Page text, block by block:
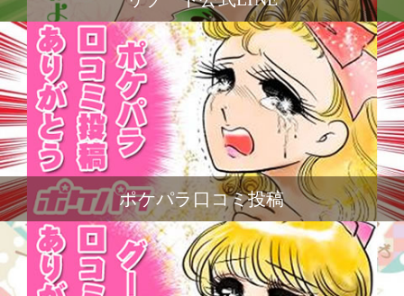
ポケパラ口コミ投稿